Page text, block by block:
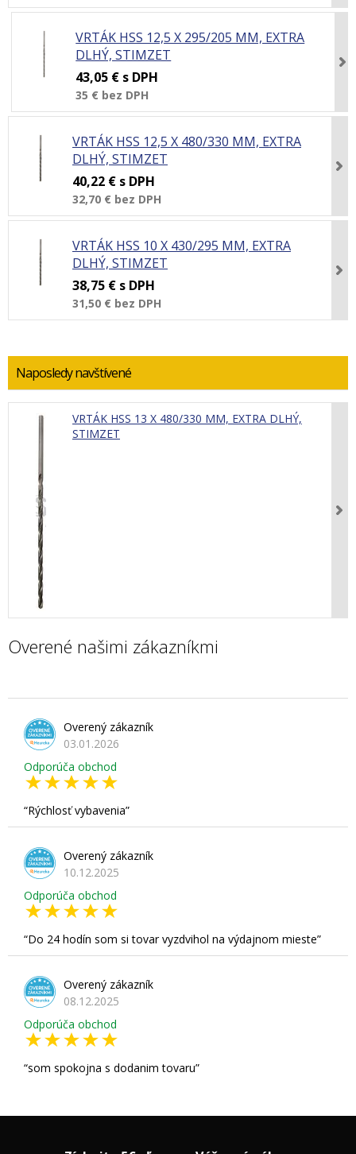
VRTÁK HSS 12,5 X 295/205 MM, EXTRA
DLHÝ, STIMZET
43,05 € s DPH
35 € bez DPH
VRTÁK HSS 12,5 X 480/330 MM, EXTRA
DLHÝ, STIMZET
40,22 € s DPH
32,70 € bez DPH
VRTÁK HSS 10 X 430/295 MM, EXTRA
DLHÝ, STIMZET
38,75 € s DPH
31,50 € bez DPH
Naposledy navštívené
VRTÁK HSS 13 X 480/330 MM, EXTRA DLHÝ,
STIMZET
Overené našimi zákazníkmi
Overený zákazník
03.01.2026
Odporúča obchod
Rýchlosť vybavenia
Overený zákazník
10.12.2025
Odporúča obchod
Do 24 hodín som si tovar vyzdvihol na výdajnom mieste
Overený zákazník
08.12.2025
Odporúča obchod
som spokojna s dodanim tovaru